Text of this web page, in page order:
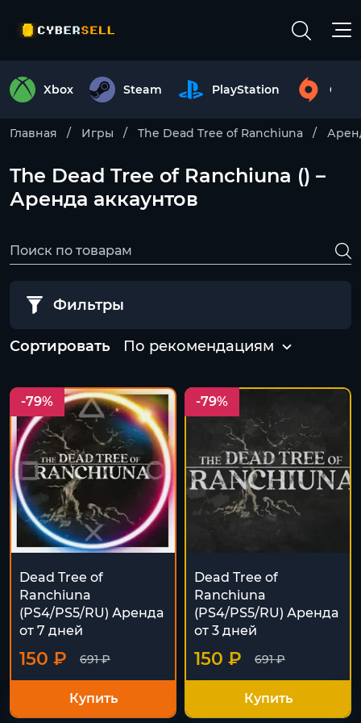
Xbox Steam PlayStation
Главная Игры The Dead Tree of Ranchiuna
The Dead Tree of Ranchiuna () –
Аренда аккаунтов
Фильтры
Сортировать По рекомендациям
-79%
Dead Tree of
Ranchiuna
(PS4/PS5/RU) Аренда
от 7 дней
691 ₽
150 ₽
Купить
-79%
Dead Tree of
Ranchiuna
(PS4/PS5/RU) Аренда
от 3 дней
691 ₽
150 ₽
Купить